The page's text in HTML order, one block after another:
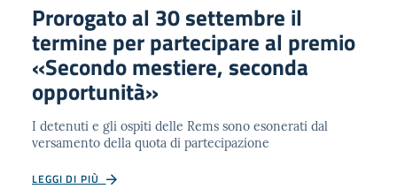
Prorogato al 30 settembre il
termine per partecipare al premio
«Secondo mestiere, seconda
opportunità»
I detenuti e gli ospiti delle Rems sono esonerati dal
versamento della quota di partecipazione
LEGGI DI PIÙ